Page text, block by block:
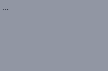
Анимации на канун Рождества